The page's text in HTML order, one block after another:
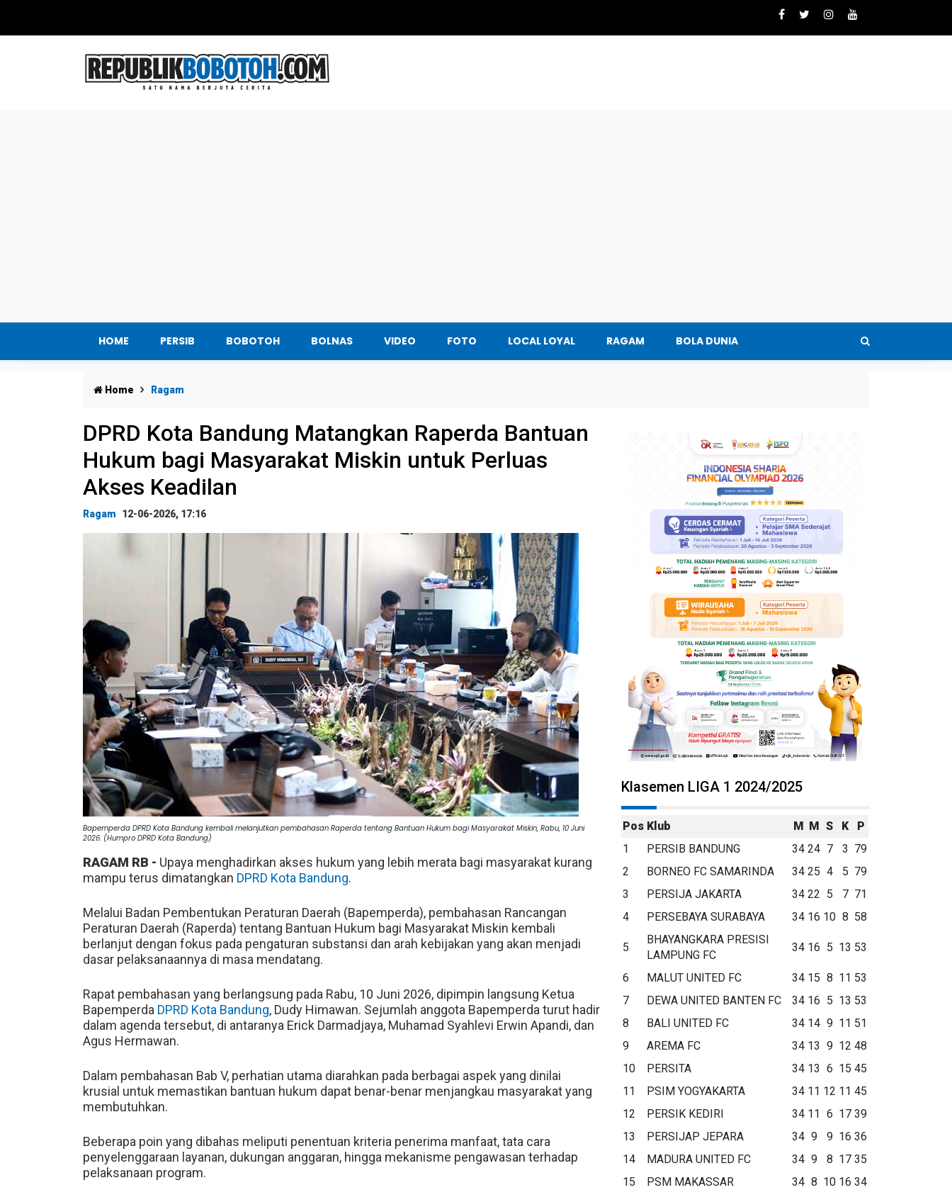
HOME PERSIB BOBOTOH BOLNAS VIDEO FOTO LOCAL LOYAL RAGAM BOLA DUNIA
Home Ragam
DPRD Kota Bandung Matangkan Raperda Bantuan
Hukum bagi Masyarakat Miskin untuk Perluas
Akses Keadilan
Ragam 12-06-2026, 17:16
Bapemperda DPRD Kota Bandung kembali melanjutkan pembahasan Raperda tentang Bantuan Hukum bagi Masyarakat Miskin, Rabu, 10 Juni
2026. (Humpro DPRD Kota Bandung)
RAGAM RB - Upaya menghadirkan akses hukum yang lebih merata bagi masyarakat kurang
mampu terus dimatangkan DPRD Kota Bandung.
Melalui Badan Pembentukan Peraturan Daerah (Bapemperda), pembahasan Rancangan
Peraturan Daerah (Raperda) tentang Bantuan Hukum bagi Masyarakat Miskin kembali
berlanjut dengan fokus pada pengaturan substansi dan arah kebijakan yang akan menjadi
dasar pelaksanaannya di masa mendatang.
Rapat pembahasan yang berlangsung pada Rabu, 10 Juni 2026, dipimpin langsung Ketua
Bapemperda DPRD Kota Bandung, Dudy Himawan. Sejumlah anggota Bapemperda turut hadir
dalam agenda tersebut, di antaranya Erick Darmadjaya, Muhamad Syahlevi Erwin Apandi, dan
Agus Hermawan.
Dalam pembahasan Bab V, perhatian utama diarahkan pada berbagai aspek yang dinilai
krusial untuk memastikan bantuan hukum dapat benar-benar menjangkau masyarakat yang
membutuhkan.
Beberapa poin yang dibahas meliputi penentuan kriteria penerima manfaat, tata cara
penyelenggaraan layanan, dukungan anggaran, hingga mekanisme pengawasan terhadap
pelaksanaan program.
Klasemen LIGA 1 2024/2025
Pos Klub M M S K
P
1
PERSIB BANDUNG 34 24 7 3 79
2
BORNEO FC SAMARINDA 34 25 4 5 79
3
PERSIJA JAKARTA 34 22 5 7 71
4
PERSEBAYA SURABAYA 34 16 10 8 58
5
BHAYANGKARA PRESISI
LAMPUNG FC
34 16 5 13 53
6 MALUT UNITED FC 34 15 8 11 53
7
DEWA UNITED BANTEN FC 34 16 5 13 53
8
BALI UNITED FC 34 14 9 11 51
9
AREMA FC 34 13 9 12 48
10
PERSITA 34 13 6 15 45
11
PSIM YOGYAKARTA 34 11 12 11 45
12
PERSIK KEDIRI 34 11 6 17 39
13
PERSIJAP JEPARA 34 9 9 16 36
14
MADURA UNITED FC 34 9 8 17 35
15
PSM MAKASSAR 34 8 10 16 34